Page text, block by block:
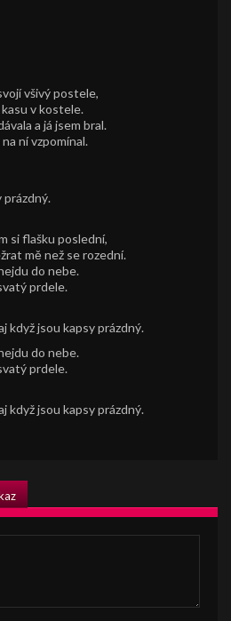
všivý postele,
v kostele.
a já jsem bral.
ní vzpomínal.
prázdný.
si flašku poslední,
mě než se rozední.
do nebe.
prdele.
když jsou kapsy prázdný.
do nebe.
prdele.
když jsou kapsy prázdný.